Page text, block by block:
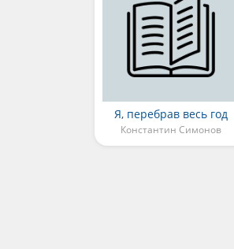
Я, перебрав весь год
Константин Симонов